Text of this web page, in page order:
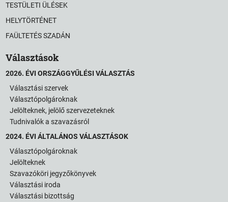
TESTÜLETI ÜLÉSEK
HELYTÖRTÉNET
FAÜLTETÉS SZADÁN
Választások
2026. ÉVI ORSZÁGGYŰLÉSI VÁLASZTÁS
Választási szervek
Választópolgároknak
Jelölteknek, jelölő szervezeteknek
Tudnivalók a szavazásról
2024. ÉVI ÁLTALÁNOS VÁLASZTÁSOK
Választópolgároknak
Jelölteknek
Szavazóköri jegyzőkönyvek
Választási iroda
Választási bizottság